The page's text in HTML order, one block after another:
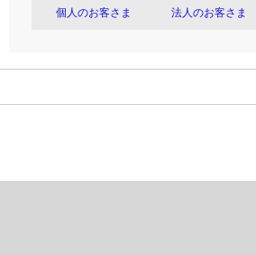
個人のお客さま 法人のお客さま